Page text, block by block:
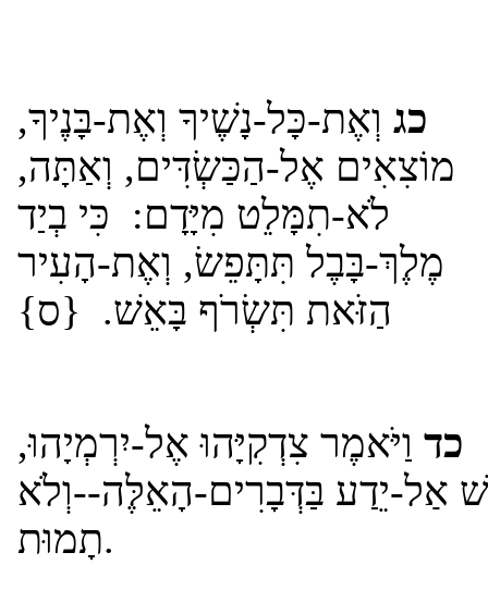
כג וְאֶת-כָּל-נָשֶׁיךָ וְאֶת-בָּנֶיךָ,
מוֹצִאִים אֶל-הַכַּשְׂדִּים, וְאַתָּה,
לֹא-תִמָּלֵט מִיָּדָם: כִּי בְיַד
מֶלֶךְ-בָּבֶל תִּתָּפֵשׂ, וְאֶת-הָעִיר
הַזֹּאת תִּשְׂרֹף בָּאֵשׁ. {ס}
כד וַיֹּאמֶר צִדְקִיָּהוּ אֶל-יִרְמְיָהוּ,
אַל-יֵדַע בַּדְּבָרִים-הָאֵלֶּה--וְלֹא
תָמוּת.